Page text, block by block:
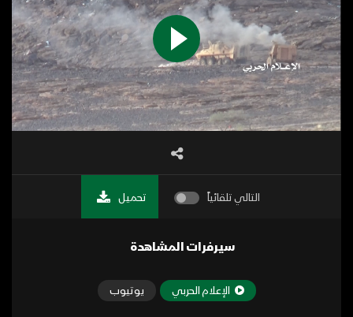
التالي تلقائياً تحميل
سيرفرات المشاهدة
الإعلام الحربي يوتيوب